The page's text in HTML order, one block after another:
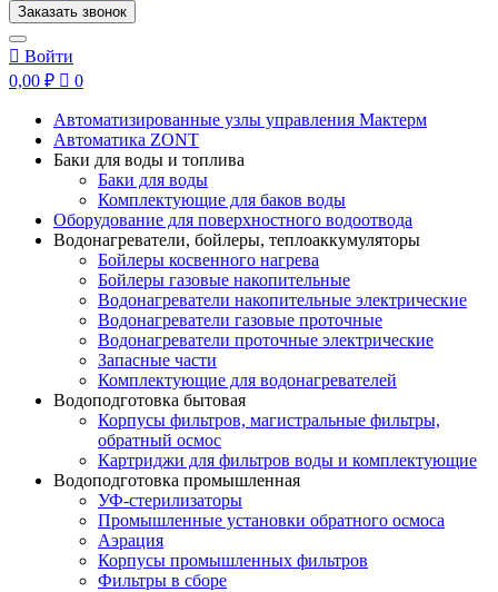
Заказать звонок
 Войти
0,00 ₽  0
Автоматизированные узлы управления Мактерм
Автоматика ZONT
Баки для воды и топлива
Баки для воды
Комплектующие для баков воды
Оборудование для поверхностного водоотвода
Водонагреватели, бойлеры, теплоаккумуляторы
Бойлеры косвенного нагрева
Бойлеры газовые накопительные
Водонагреватели накопительные электрические
Водонагреватели газовые проточные
Водонагреватели проточные электрические
Запасные части
Комплектующие для водонагревателей
Водоподготовка бытовая
Корпусы фильтров, магистральные фильтры,
обратный осмос
Картриджи для фильтров воды и комплектующие
Водоподготовка промышленная
УФ-стерилизаторы
Промышленные установки обратного осмоса
Аэрация
Корпусы промышленных фильтров
Фильтры в сборе